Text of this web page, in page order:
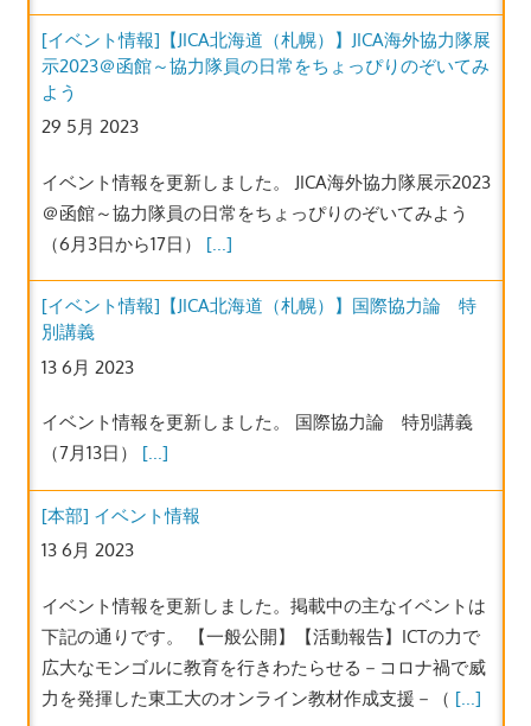
[イベント情報]【JICA北海道（札幌）】JICA海外協力隊展
示2023＠函館～協力隊員の日常をちょっぴりのぞいてみ
よう
29 5月 2023
イベント情報を更新しました。 JICA海外協力隊展示2023
＠函館～協力隊員の日常をちょっぴりのぞいてみよう
（6月3日から17日） [...]
[イベント情報]【JICA北海道（札幌）】国際協力論 特
別講義
13 6月 2023
イベント情報を更新しました。 国際協力論 特別講義
（7月13日） [...]
[本部] イベント情報
13 6月 2023
イベント情報を更新しました。掲載中の主なイベントは
下記の通りです。 【一般公開】【活動報告】ICTの力で
広大なモンゴルに教育を行きわたらせる－コロナ禍で威
力を発揮した東工大のオンライン教材作成支援－（ [...]